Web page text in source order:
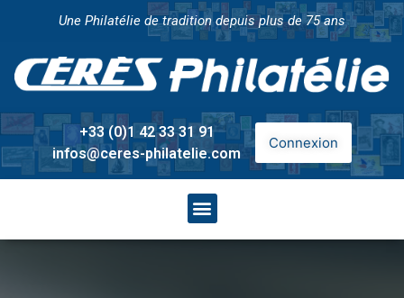
Une Philatélie de tradition depuis plus de 75 ans
+33 (0)1 42 33 31 91
infos@ceres-philatelie.com
Connexion